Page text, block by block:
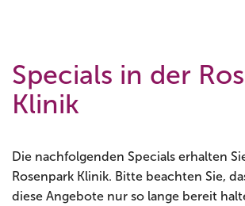
Specials in der
Klinik
Die nachfolgenden Specials erhalten
Rosenpark Klinik. Bitte beachten Sie,
diese Angebote nur so lange bereit